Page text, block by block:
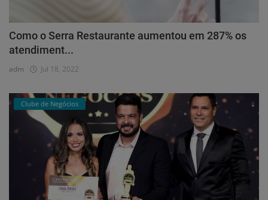
Como o Serra Restaurante aumentou em 287% os
atendiment...
adm Jul 18, 2022
Clube de Negócios